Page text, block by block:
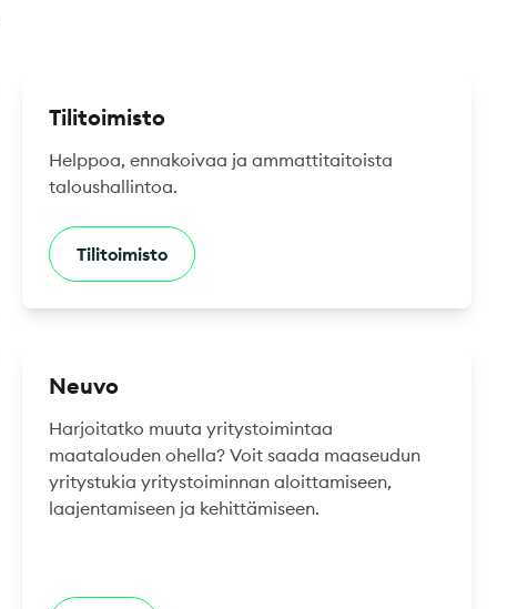
Tilitoimisto
Helppoa, ennakoivaa ja ammattitaitoista
taloushallintoa.
Tilitoimisto
Neuvo
Harjoitatko muuta yritystoimintaa
maatalouden ohella? Voit saada maaseudun
yritystukia yritystoiminnan aloittamiseen,
laajentamiseen ja kehittämiseen.